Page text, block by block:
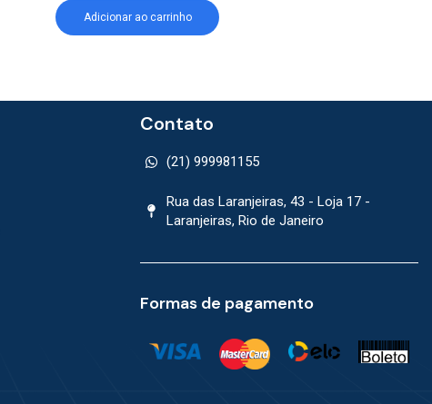
Adicionar ao carrinho
Contato
(21) 999981155
Rua das Laranjeiras, 43 - Loja 17 -
Laranjeiras, Rio de Janeiro
Formas de pagamento